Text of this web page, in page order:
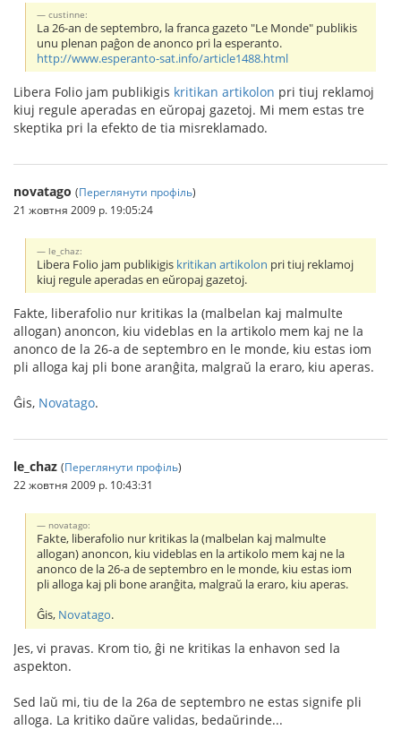
custinne:
La 26-an de septembro, la franca gazeto "Le Monde" publikis
unu plenan paĝon de anonco pri la esperanto.
http://www.esperanto-sat.info/article1488.html
Libera Folio jam publikigis kritikan artikolon pri tiuj reklamoj
kiuj regule aperadas en eŭropaj gazetoj. Mi mem estas tre
skeptika pri la efekto de tia misreklamado.
novatago (Переглянути профіль)
21 жовтня 2009 р. 19:05:24
le_chaz:
Libera Folio jam publikigis kritikan artikolon pri tiuj reklamoj
kiuj regule aperadas en eŭropaj gazetoj.
Fakte, liberafolio nur kritikas la (malbelan kaj malmulte
allogan) anoncon, kiu videblas en la artikolo mem kaj ne la
anonco de la 26-a de septembro en le monde, kiu estas iom
pli alloga kaj pli bone aranĝita, malgraŭ la eraro, kiu aperas.
Ĝis, Novatago.
le_chaz (Переглянути профіль)
22 жовтня 2009 р. 10:43:31
novatago:
Fakte, liberafolio nur kritikas la (malbelan kaj malmulte
allogan) anoncon, kiu videblas en la artikolo mem kaj ne la
anonco de la 26-a de septembro en le monde, kiu estas iom
pli alloga kaj pli bone aranĝita, malgraŭ la eraro, kiu aperas.
Ĝis, Novatago.
Jes, vi pravas. Krom tio, ĝi ne kritikas la enhavon sed la
aspekton.
Sed laŭ mi, tiu de la 26a de septembro ne estas signife pli
alloga. La kritiko daŭre validas, bedaŭrinde...